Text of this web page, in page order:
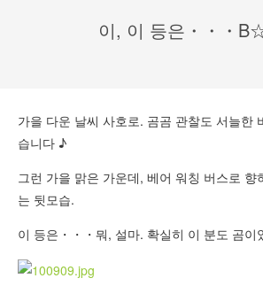
이, 이 등은・・・
가을 다운 날씨 사호로. 곰곰 관찰도 서늘한
습니다 ♪
그런 가을 맑은 가운데, 베어 워칭 버스로 향
는 뒷모습.
이 등은・・・뭐, 설마. 확실히 이 분도 곰이